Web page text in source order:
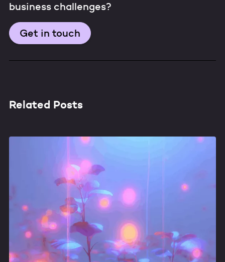
business challenges?
Get in touch
Related Posts